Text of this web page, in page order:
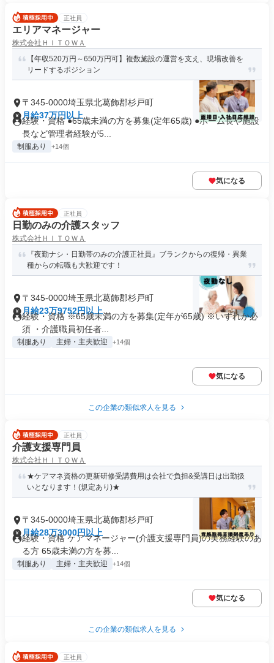
正社員
エリアマネージャー
株式会社ＨＩＴＯＷＡ
【年収520万円～650万円可】複数施設の運営を支え、現場改善を
リードするポジション
〒345-0000埼玉県北葛飾郡杉戸町
月給37万円以上
経験・資格 ●65歳未満の方を募集(定年65歳) ●ホーム長や施設
長など管理者経験が5...
制服あり +14個
気になる
正社員
日勤のみの介護スタッフ
株式会社ＨＩＴＯＷＡ
『夜勤ナシ・日勤帯のみの介護正社員』ブランクからの復帰・異業
種からの転職も大歓迎です！
〒345-0000埼玉県北葛飾郡杉戸町
月給23万9752円以上
経験・資格 ※65歳未満の方を募集(定年が65歳) ※いずれか必
須 ・介護職員初任者...
制服あり 主婦・主夫歓迎 +14個
気になる
この企業の類似求人を見る
正社員
介護支援専門員
株式会社ＨＩＴＯＷＡ
★ケアマネ資格の更新研修受講費用は会社で負担&受講日は出勤扱
いとなります！(規定あり)★
〒345-0000埼玉県北葛飾郡杉戸町
月給28万3000円以上
経験・資格 ケアマネージャー(介護支援専門員)の実務経験のあ
る方 65歳未満の方を募...
制服あり 主婦・主夫歓迎 +14個
気になる
この企業の類似求人を見る
正社員